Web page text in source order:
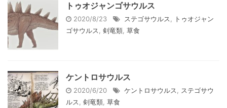
トゥオジャンゴサウルス
2020/8/23 ステゴサウルス
トゥオジャン
ゴサウルス
剣竜類 草食
ケントロサウルス
2020/6/20 ケントロサウルス
ステゴサウ
ルス
剣竜類 草食